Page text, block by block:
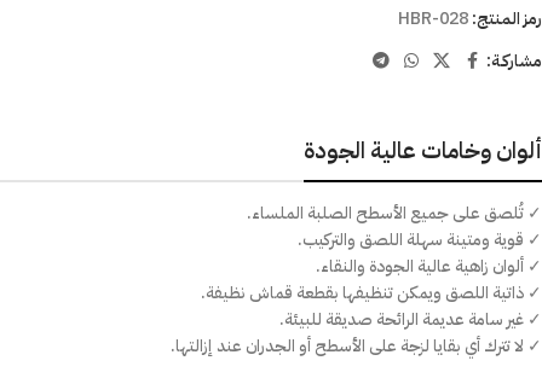
رمز المنتج:HBR-028
مشاركـة:
ألوان وخامات عالية الجودة
✓ تُلصق على جميع الأسطح الصلبة الملساء.
✓ قوية ومتينة سهلة اللصق والتركيب.
✓ ألوان زاهية عالية الجودة والنقاء.
✓ ذاتية اللصق ويمكن تنظيفها بقطعة قماش نظيفة.
✓ غير سامة عديمة الرائحة صديقة للبيئة.
✓ لا تترك أي بقايا لزجة على الأسطح أو الجدران عند إزالتها.